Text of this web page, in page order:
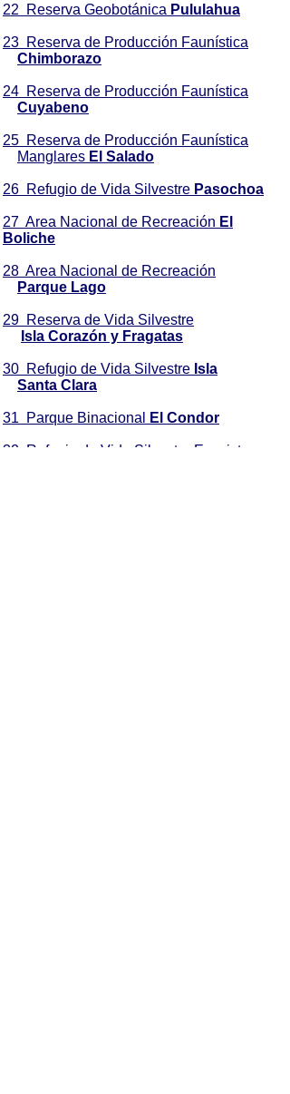
22 Reserva Geobotánica Pululahua
23 Reserva de Producción Faunística
Chimborazo
24 Reserva de Producción Faunística
Cuyabeno
25 Reserva de Producción Faunística
Manglares El Salado
26 Refugio de Vida Silvestre Pasochoa
27 Area Nacional de Recreación El
Boliche
28 Area Nacional de Recreación
Parque Lago
29 Reserva de Vida Silvestre
Isla Corazón y Fragatas
30 Refugio de Vida Silvestre Isla
Santa Clara
31 Parque Binacional El Condor
32 Refugio de Vida Silvestre Ecosistema